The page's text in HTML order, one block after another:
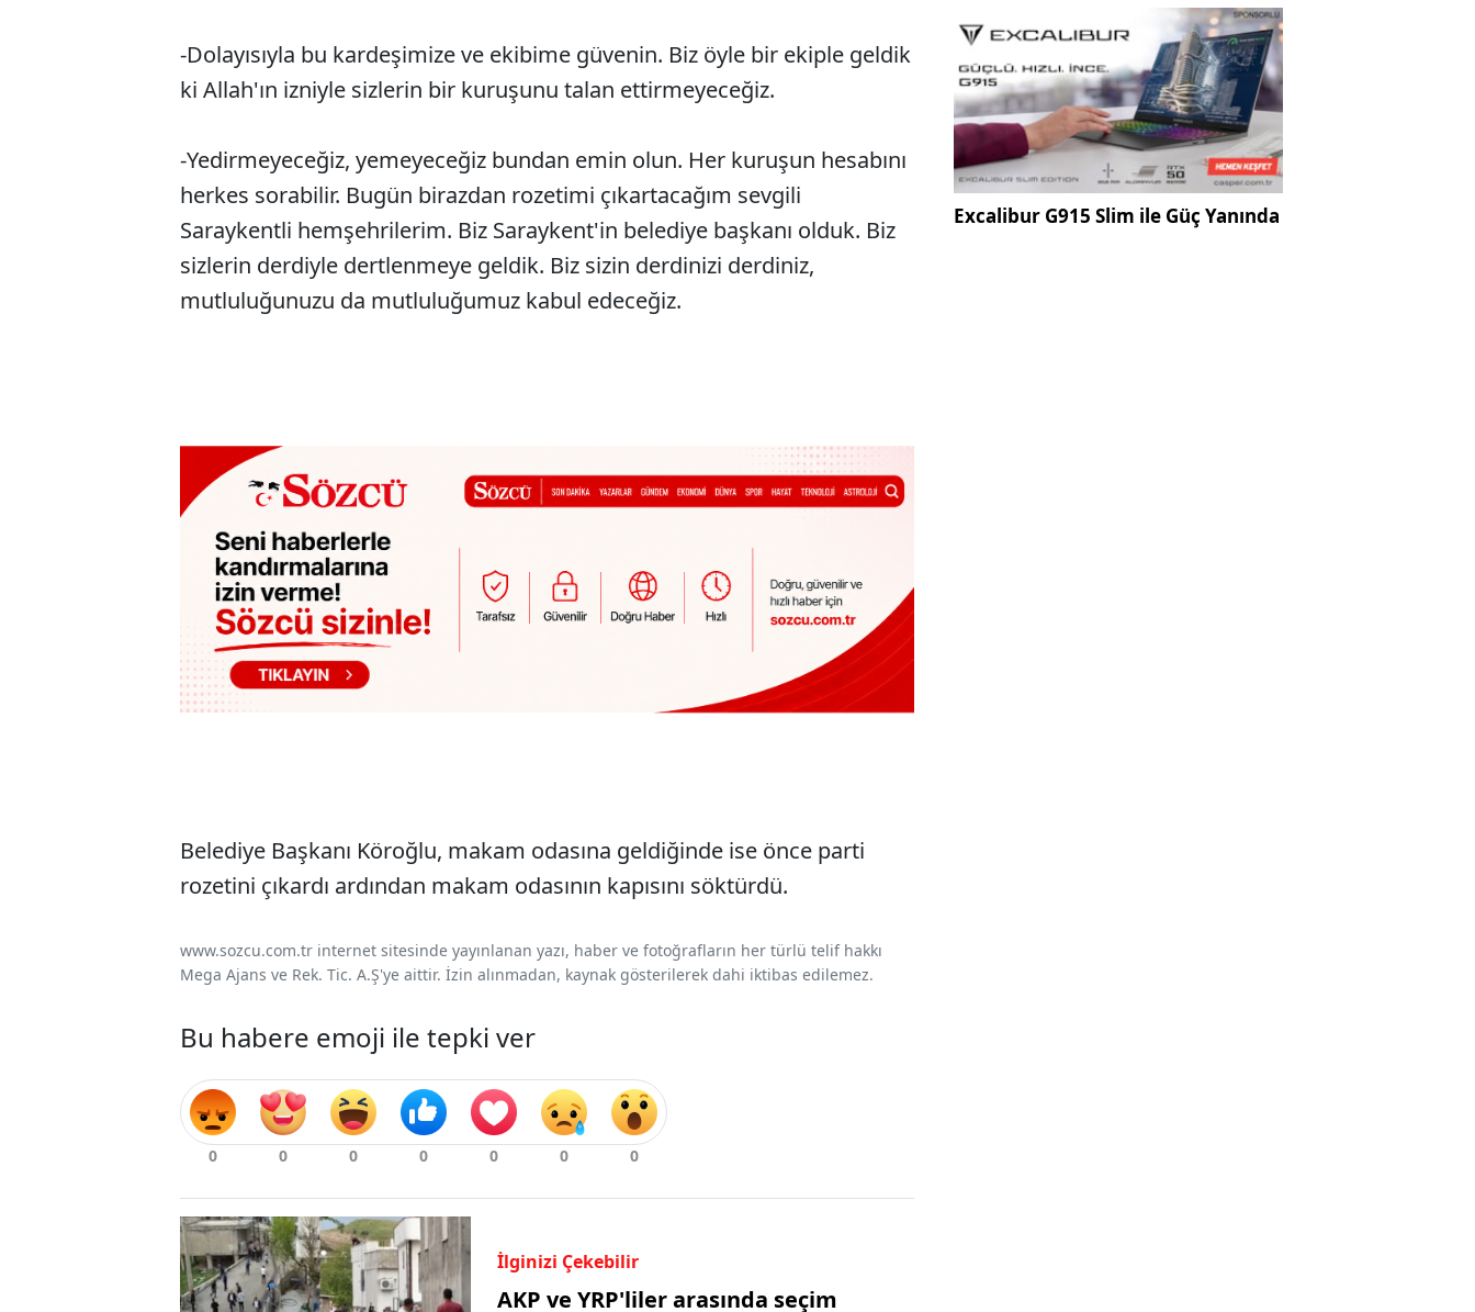
-Dolayısıyla bu kardeşimize ve ekibime güvenin. Biz öyle bir ekiple geldik
ki Allah'ın izniyle sizlerin bir kuruşunu talan ettirmeyeceğiz.
-Yedirmeyeceğiz, yemeyeceğiz bundan emin olun. Her kuruşun hesabını
herkes sorabilir. Bugün birazdan rozetimi çıkartacağım sevgili
Saraykentli hemşehrilerim. Biz Saraykent'in belediye başkanı olduk. Biz
sizlerin derdiyle dertlenmeye geldik. Biz sizin derdinizi derdiniz,
mutluluğunuzu da mutluluğumuz kabul edeceğiz.
Belediye Başkanı Köroğlu, makam odasına geldiğinde ise önce parti
rozetini çıkardı ardından makam odasının kapısını söktürdü.
www.sozcu.com.tr internet sitesinde yayınlanan yazı, haber ve fotoğrafların her türlü telif hakkı
Mega Ajans ve Rek. Tic. A.Ş'ye aittir. İzin alınmadan, kaynak gösterilerek dahi iktibas edilemez.
Bu habere emoji ile tepki ver
İlginizi Çekebilir
AKP ve YRP'liler arasında seçim
Excalibur G915 Slim ile Güç Yanında